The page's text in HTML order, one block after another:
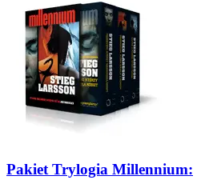
Pakiet Trylogia Millennium: